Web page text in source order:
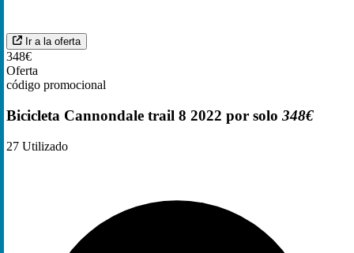
Ir a la oferta
348€
Oferta
código promocional
Bicicleta Cannondale trail 8 2022 por solo 348€
27 Utilizado